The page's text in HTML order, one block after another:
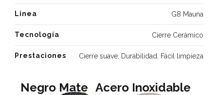
Linea G8 Mauna
Tecnología Cierre Cerámico
Prestaciones Cierre suave Durabilidad Fácil limpieza
Negro Mate Acero Inoxidable